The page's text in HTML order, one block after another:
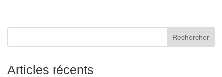
Articles récents